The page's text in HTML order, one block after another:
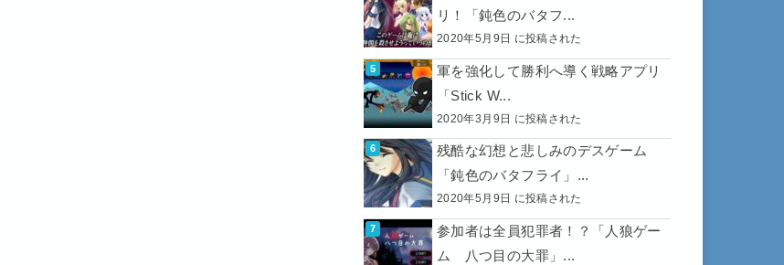
リ！「鈍色のバタフ...
2020年5月9日 に投稿された
軍を強化して勝利へ導く戦略アプリ
「Stick W...
2020年3月9日 に投稿された
残酷な幻想と悲しみのデスゲーム
「鈍色のバタフライ」...
2020年5月9日 に投稿された
参加者は全員犯罪者！？「人狼ゲー
ム 八つ目の大罪」...